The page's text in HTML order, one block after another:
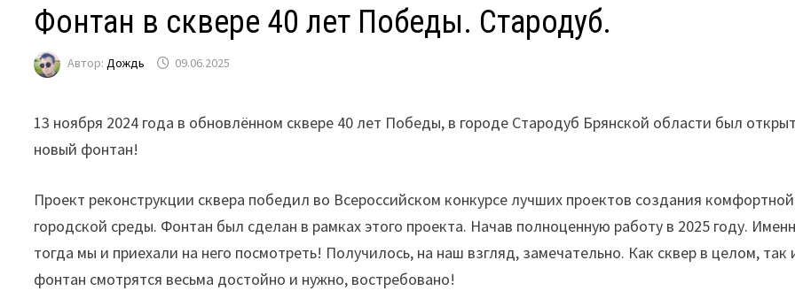
Фонтан в сквере 40 лет Победы. Стародуб.
Автор:Дождь 09.06.2025
13 ноября 2024 года в обновлённом сквере 40 лет Победы, в городе Стародуб Брянской области был
новый фонтан!
Проект реконструкции сквера победил во Всероссийском конкурсе лучших проектов создания комфортной
городской среды. Фонтан был сделан в рамках этого проекта. Начав полноценную работу в 2025 году.
тогда мы и приехали на него посмотреть! Получилось, на наш взгляд, замечательно. Как сквер в целом, так
фонтан смотрятся весьма достойно и нужно, востребовано!